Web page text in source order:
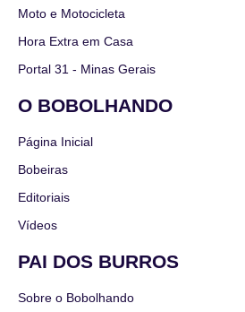
Moto e Motocicleta
Hora Extra em Casa
Portal 31 - Minas Gerais
O BOBOLHANDO
Página Inicial
Bobeiras
Editoriais
Vídeos
PAI DOS BURROS
Sobre o Bobolhando